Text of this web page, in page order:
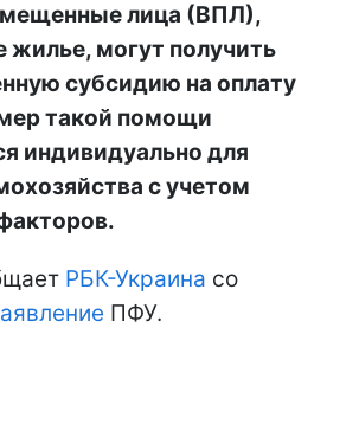
лица (ВПЛ),
могут получить
субсидию на оплату
такой помощи
индивидуально для
с учетом
РБК-Украина со
ПФУ.